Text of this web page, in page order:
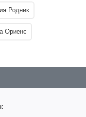
Родник
Ориенс